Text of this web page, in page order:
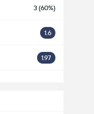
3 (60%)
1.6
1.97